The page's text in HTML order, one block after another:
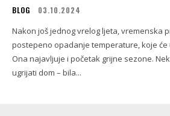
BLOG 03.10.2024
Nakon još jednog vrelog ljeta, vremenska
postepeno opadanje temperature, koje
Ona najavljuje i početak grijne sezone.
ugrijati dom – bila...